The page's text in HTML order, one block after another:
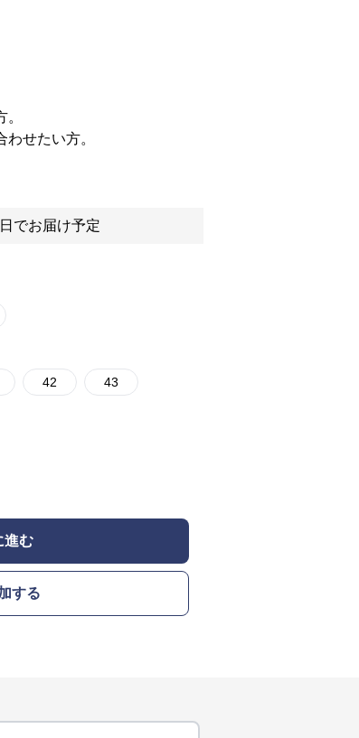
せたい方。
でお届け予定
42 43
進む
する